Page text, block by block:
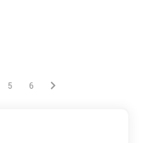
la page
êtes sur la page
Vous êtes sur la page
5 Vous êtes sur la page
6